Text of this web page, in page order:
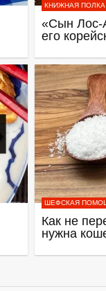
КНИЖНАЯ ПОЛКА
«Сын Лос-
его
ШЕФСКАЯ
Как не
нужна